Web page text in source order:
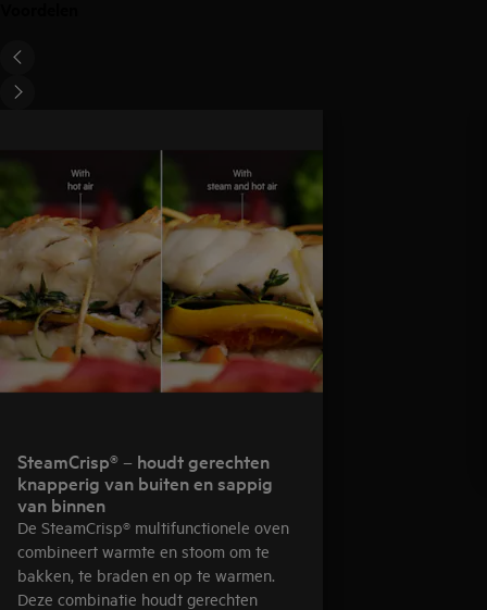
SteamCrisp® – houdt gerechten
knapperig van buiten en sappig
van binnen
De SteamCrisp® multifunctionele oven
combineert warmte en stoom om te
bakken, te braden en op te warmen.
Deze combinatie houdt gerechten